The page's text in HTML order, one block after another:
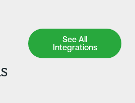
See All
Integrations
See All Integrations